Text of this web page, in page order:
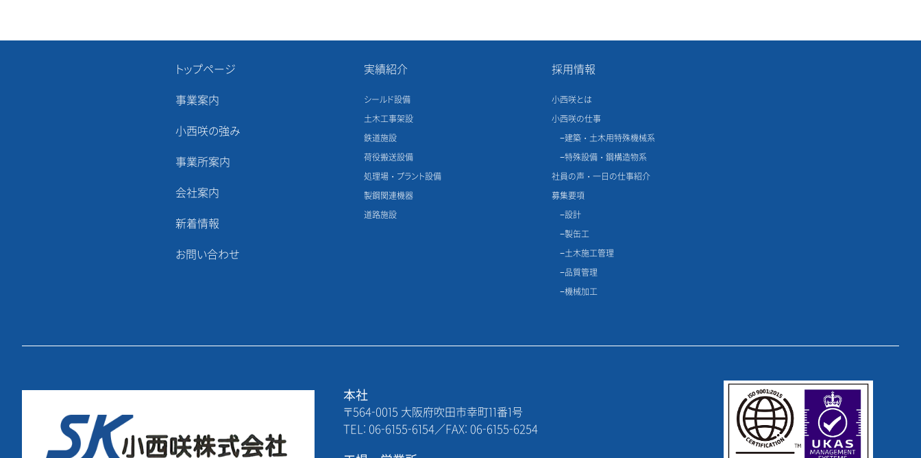
シ
トップページ
事業案内
小西咲の強み
事業所案内
会社案内
新着情報
お問い合わせ
実績紹介
シールド設備
土木工事架設
鉄道施設
荷役搬送設備
処理場・プラント設備
製鋼関連機器
道路施設
採用情報
小西咲とは
小西咲の仕事
建築・土木用特殊機械系
特殊設備・鋼構造物系
社員の声・一日の仕事紹介
募集要項
設計
製缶工
土木施工管理
品質管理
機械加工
本社
〒564-0015 大阪府吹田市幸町11番1号
TEL: 06-6155-6154／FAX: 06-6155-6254